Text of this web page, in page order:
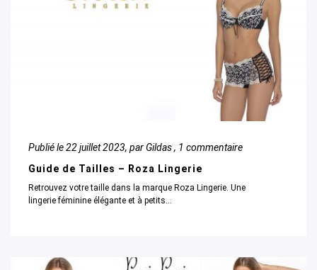
Publié le22 juillet 2023, par Gildas , 1 commentaire
Guide de Tailles – Roza Lingerie
Retrouvez votre taille dans la marque Roza Lingerie. Une
lingerie féminine élégante et à petits...